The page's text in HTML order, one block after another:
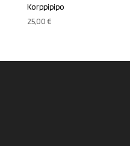
Korppipipo
25,00€